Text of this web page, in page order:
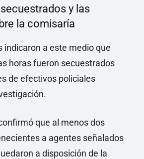
y las
la comisaría
indicaron a este medio que
horas fueron secuestrados
de efectivos policiales
que al menos dos
a agentes señalados
a disposición de la